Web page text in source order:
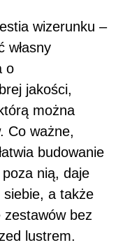
wizerunku –
własny
o
jakości,
można
Co ważne,
budowanie
nią, daje
siebie, a także
zestawów bez
lustrem.